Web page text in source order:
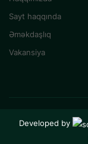
Sayt haqqında
Əməkdaşlıq
Vakansiya
Developed by